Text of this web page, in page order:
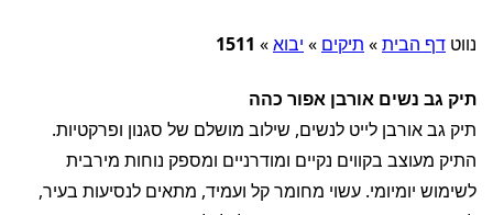
נווט דף הבית» תיקים » יבוא»
1511
תיק גב נשים אורבן אפור כהה
תיק גב אורבן לייט לנשים, שילוב מושלם של סגנון ופרקטיות.
התיק מעוצב בקווים נקיים ומודרניים ומספק נוחות מירבית
לשימוש יומיומי. עשוי מחומר קל ועמיד, מתאים לנסיעות בעיר,